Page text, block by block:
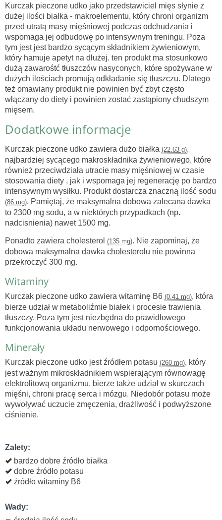
Kurczak pieczone udko jako przedstawiciel mięs słynie z
dużej ilości białka - makroelementu, który chroni organizm
przed utratą masy mięśniowej podczas odchudzania i
wspomaga jej odbudowę po intensywnym treningu. Poza
tym jest jest bardzo sycącym składnikiem żywieniowym,
który hamuje apetyt na dłużej. ten produkt ma stosunkowo
dużą zawarośtć tłuszczów nasyconych, które spożywane w
dużych ilościach promują odkładanie się tłuszczu. Dlatego
też omawiany produkt nie powinien być zbyt często
włączany do diety i powinien zostać zastąpiony chudszym
mięsem.
Dodatkowe informacje
Kurczak pieczone udko zawiera dużo białka (22.63 g),
najbardziej sycącego makroskładnika żywieniowego, które
również przeciwdziała utracie masy mięśniowej w czasie
stosowania diety , jak i wspomaga jej regenerację po bardzo
intensywnym wysiłku. Produkt dostarcza znaczną ilość sodu
(86 mg). Pamiętaj, że maksymalna dobowa zalecana dawka
to 2300 mg sodu, a w niektórych przypadkach (np.
nadcisnienia) nawet 1500 mg.
Ponadto zawiera cholesterol (135 mg). Nie zapominaj, że
dobowa maksymalna dawka cholesterolu nie powinna
przekroczyć 300 mg.
Witaminy
Kurczak pieczone udko zawiera witaminę B6 (0.41 mg), która
bierze udział w metaboliźmie białek i procesie trawienia
tłuszczy. Poza tym jest niezbędna do prawidłowego
funkcjonowania układu nerwowego i odpornościowego.
Minerały
Kurczak pieczone udko jest źródłem potasu (260 mg), który
jest ważnym mikroskładnikiem wspierającym równowagę
elektrolitową organizmu, bierze także udział w skurczach
mięśni, chroni pracę serca i mózgu. Niedobór potasu może
wywoływać uczucie zmęczenia, drażliwość i podwyższone
ciśnienie.
Zalety:
bardzo dobre źródło białka
dobre źródło potasu
źródło witaminy B6
Wady: